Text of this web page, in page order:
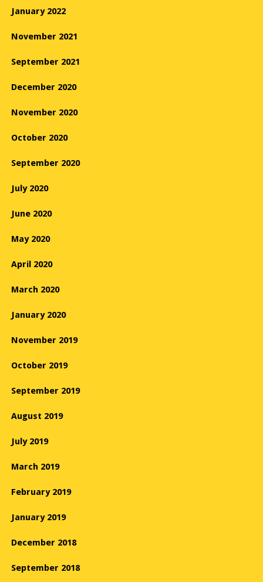
January 2022
November 2021
September 2021
December 2020
November 2020
October 2020
September 2020
July 2020
June 2020
May 2020
April 2020
March 2020
January 2020
November 2019
October 2019
September 2019
August 2019
July 2019
March 2019
February 2019
January 2019
December 2018
September 2018